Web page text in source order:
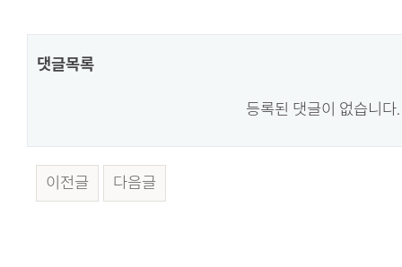
댓글목록
등록된 댓글이 없습니다.
이전글 다음글